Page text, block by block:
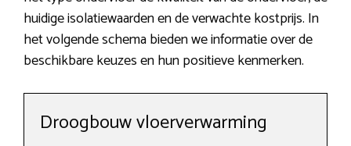
huidige isolatiewaarden en de verwachte kostprijs. In
het volgende schema bieden we informatie over de
beschikbare keuzes en hun positieve kenmerken.
Droogbouw vloerverwarming